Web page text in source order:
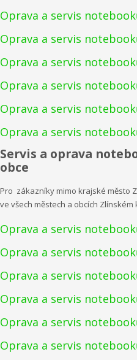
Oprava a servis
Oprava a servis
Oprava a servis
Oprava a servis
Oprava a servis
Oprava a servis
Servis a oprava
obce
Pro zákazníky mimo krajské město
ve všech městech a obcích Zlínském
Oprava a servis
Oprava a servis
Oprava a servis
Oprava a servis
Oprava a servis
Oprava a servis